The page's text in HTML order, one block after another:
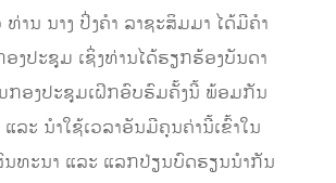
ທ່ານ ນາງ ປິ່ງຄຳ ລາຊະສິມມາ ໄດ້ມີຄໍາ
ງປະຊຸມ ເຊິ່ງທ່ານໄດ້ຮຽກຮ້ອງບັນດາ
ກອງປະຊຸມເຝິກອົບຮົມຄັ້ງນີ້ ພ້ອມກັນ
ລະ ນໍາໃຊ້ເວລາອັນມີຄຸນຄ່ານີ້ເຂົ້າໃນ
ນທະນາ ແລະ ແລກປ່ຽນບົດຮຽນນໍາກັນ